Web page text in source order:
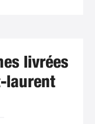
livrées
laurent